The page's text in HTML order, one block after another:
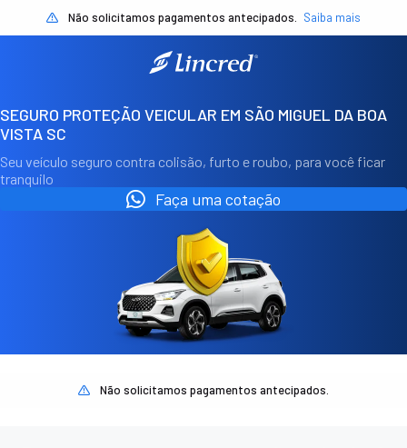
Não solicitamos pagamentos antecipados. Saiba mais
SEGURO PROTEÇÃO VEICULAR EM SÃO MIGUEL DA BOA
VISTA SC
Seu veículo seguro contra colisão, furto e roubo, para você ficar
tranquilo
Faça uma cotação
Não solicitamos pagamentos antecipados.